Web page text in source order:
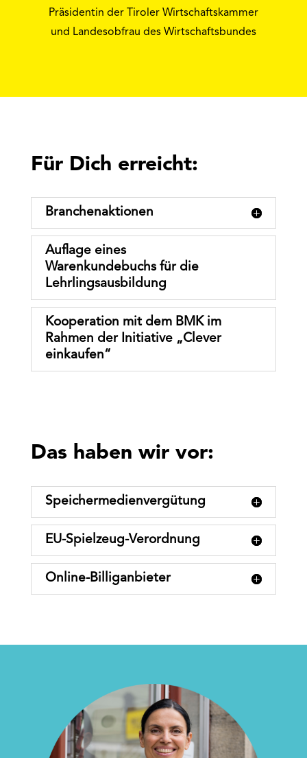
Präsidentin der Tiroler Wirtschaftskammer
und Landesobfrau des Wirtschaftsbundes
Für Dich erreicht:
Branchenaktionen
Auﬂage eines
Warenkundebuchs für die
Lehrlingsausbildung
Kooperation mit dem BMK im
Rahmen der Initiative „Clever
einkaufen“
Das haben wir vor:
Speichermedienvergütung
EU-Spielzeug-Verordnung
Online-Billiganbieter